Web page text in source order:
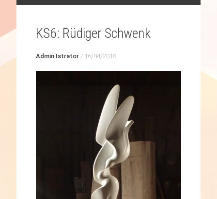
SPRINGEN
KS6: Rüdiger Schwenk
Admin Istrator/ 16/04/2018